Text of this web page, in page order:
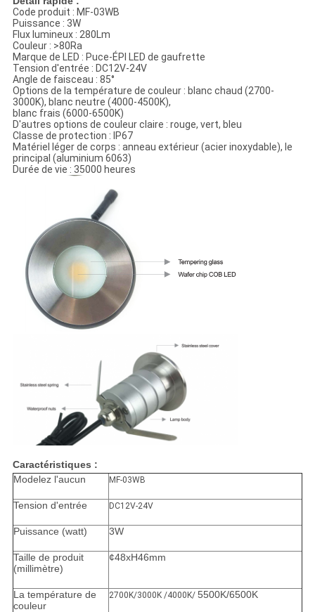
Code produit : MF-03WB
Puissance : 3W
Flux lumineux : 280Lm
Couleur : >80Ra
Marque de LED : Puce-ÉPI LED de gaufrette
Tension d'entrée : DC12V-24V
Angle de faisceau : 85°
Options de la température de couleur : blanc chaud (2700-
3000K), blanc neutre (4000-4500K),
blanc frais (6000-6500K)
D'autres options de couleur claire : rouge, vert, bleu
Classe de protection : IP67
Matériel léger de corps : anneau extérieur (acier inoxydable), le
principal (aluminium 6063)
Durée de vie : 35000 heures
Caractéristiques :
Modelez l'aucun
MF-03WB
Tension d'entrée DC12V-24V
Puissance (watt) 3W
Taille de produit
(millimètre)
¢48xH46mm
La température de
couleur
2700K/3000K /4000K/ 5500K/6500K